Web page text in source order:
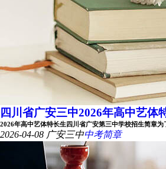
四川省广安三中2026年高中艺体
2026年高中艺体特长生四川省广安第三中学校招生简章
2026-04-08 广安三中中考简章